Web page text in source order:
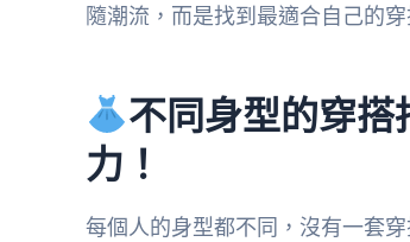
隨潮流，而是找到最適合自己的穿
不同身型的穿
力！
每個人的身型都不同，沒有一套